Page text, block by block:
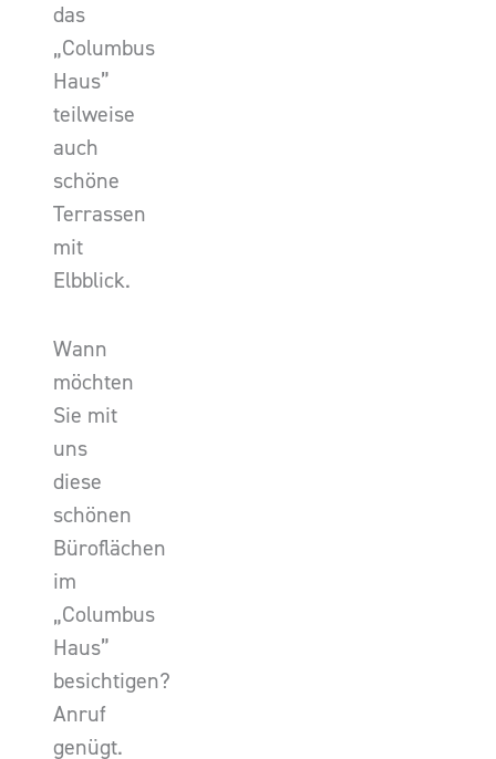
das
„Columbus
Haus”
teilweise
auch
schöne
Terrassen
mit
Elbblick.
Wann
möchten
Sie mit
uns
diese
schönen
Büroflächen
im
„Columbus
Haus”
besichtigen?
Anruf
genügt.